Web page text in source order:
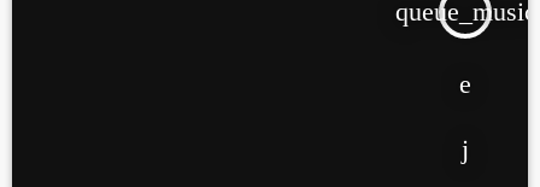
queue_music